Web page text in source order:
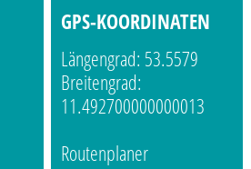
GPS-KOORDINATEN
Längengrad: 53.5579
Breitengrad:
11.492700000000013
Routenplaner